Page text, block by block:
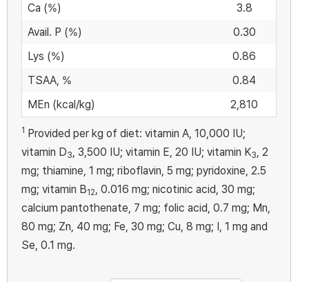
Ca (%)
3.8
Avail. P (%)
0.30
Lys (%)
0.86
TSAA, %
0.84
MEn (kcal/kg)
2,810
1 Provided per kg of diet: vitamin A, 10,000 IU;
vitamin D3 , 3,500 IU; vitamin E, 20 IU; vitamin K3
, 2
mg; thiamine, 1 mg; riboflavin, 5 mg; pyridoxine, 2.5
mg; vitamin B12
, 0.016 mg; nicotinic acid, 30 mg;
calcium pantothenate, 7 mg; folic acid, 0.7 mg; Mn,
80 mg; Zn, 40 mg; Fe, 30 mg; Cu, 8 mg; I, 1 mg and
Se, 0.1 mg.